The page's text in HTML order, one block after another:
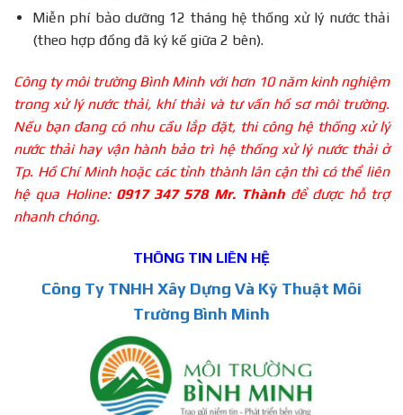
Miễn phí bảo dưỡng 12 tháng hệ thống xử lý nước thải
(theo hợp đồng đã ký kế giữa 2 bên).
Công ty môi trường Bình Minh với hơn 10 năm kinh nghiệm
trong xử lý nước thải, khí thải và tư vấn hồ sơ môi trường.
Nếu bạn đang có nhu cầu lắp đặt, thi công hệ thống xử lý
nước thải hay vận hành bảo trì hệ thống xử lý nước thải ở
Tp. Hồ Chí Minh hoặc các tỉnh thành lân cận thì có thể liên
hệ qua Holine: 0917 347 578 Mr. Thành để được hỗ trợ
nhanh chóng.
THÔNG TIN LIÊN HỆ
Công Ty TNHH Xây Dựng Và Kỹ Thuật Môi
Trường Bình Minh